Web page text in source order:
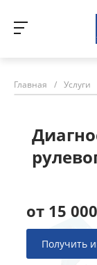
Главная / Услуги
от 15
Получить